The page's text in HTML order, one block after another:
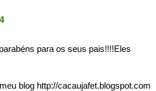
4
para os seus pais!!!!Eles
blog http://cacaujafet.blogspot.com